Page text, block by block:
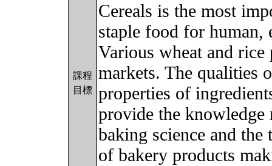
課程
目標
Cereals is the most
staple food for human,
Various wheat and rice
markets. The qualities
properties of
provide the knowledge
baking science and
of bakery products